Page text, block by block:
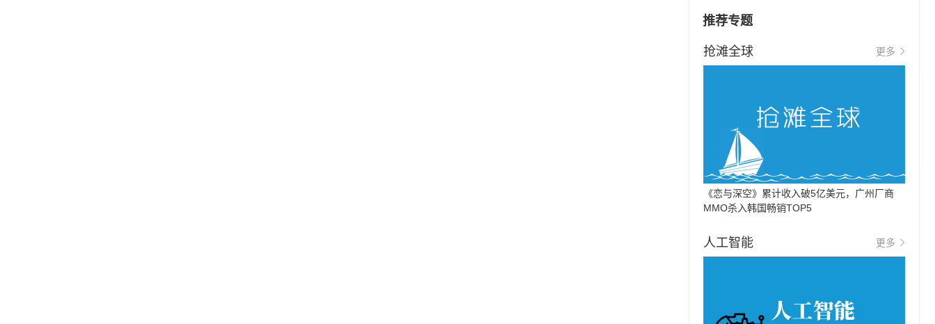
推荐专题
抢滩全球 更多
《恋与深空》累计收入破5亿美元，广州厂商
MMO杀入韩国畅销TOP5
人工智能 更多